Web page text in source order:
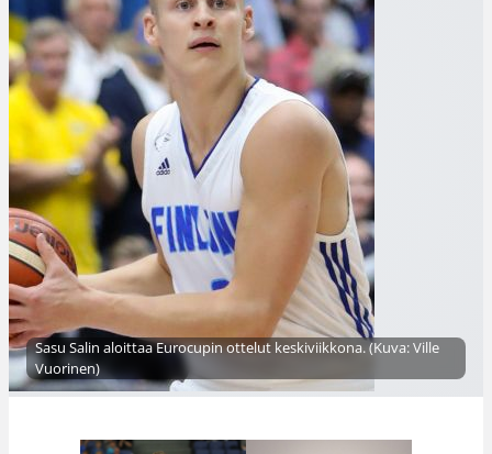
Sasu Salin aloittaa Eurocupin ottelut keskiviikkona. (Kuva: Ville
Vuorinen)